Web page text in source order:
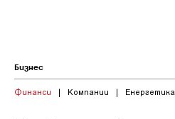
Бизнес
Финанси | Компании | Енергетика